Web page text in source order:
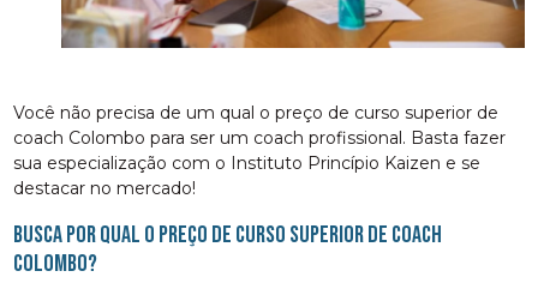
Você não precisa de um qual o preço de curso superior de
coach Colombo para ser um coach profissional. Basta fazer
sua especialização com o Instituto Princípio Kaizen e se
destacar no mercado!
Busca por qual o preço de curso superior de coach
Colombo?